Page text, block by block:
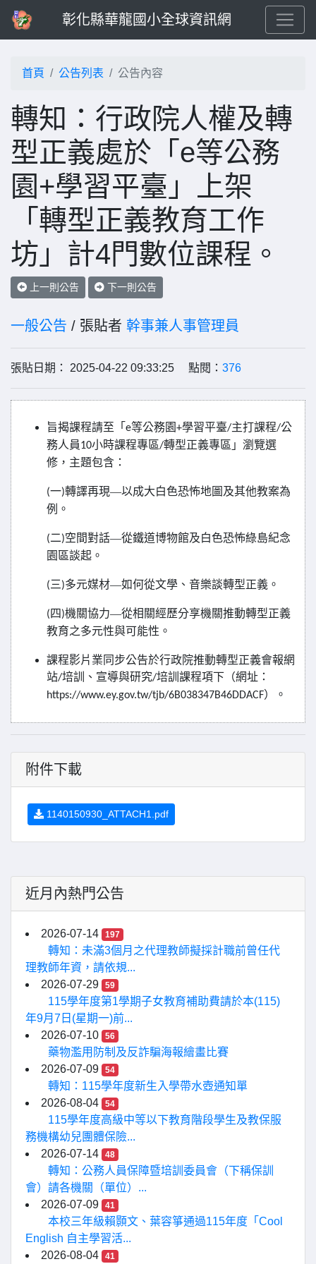
彰化縣華龍國小全球資訊網
首頁 公告列表 公告內容
轉知：行政院人權及轉
型正義處於「e等公務
園+學習平臺」上架
「轉型正義教育工作
坊」計4門數位課程。
上一則公告 下一則公告
一般公告 / 張貼者 幹事兼人事管理員
張貼日期： 2025-04-22 09:33:25 點閱： 376
旨揭課程請至「 e等公務園+學習平臺/主打課程/公
務人員10小時課程專區/轉型正義專區」瀏覽選
修，主題包含：
(一)轉譯再現—以成大白色恐怖地圖及其他教案為
例。
(二)空間對話—從鐵道博物館及白色恐怖綠島紀念
園區談起。
(三)多元媒材—如何從文學、音樂談轉型正義。
(四)機關協力—從相關經歷分享機關推動轉型正義
教育之多元性與可能性。
課程影片業同步公告於行政院推動轉型正義會報網
站/培訓、宣導與研究/培訓課程項下（網址：
https://www.ey.gov.tw/tjb/6B038347B46DDACF）。
附件下載
1140150930_ATTACH1.pdf
近月內熱門公告
2026-07-14 197
轉知：未滿3個月之代理教師擬採計職前曾任代
理教師年資，請依規...
2026-07-29
59
115學年度第1學期子女教育補助費請於本(115)
年9月7日(星期一)前...
2026-07-10
56
藥物濫用防制及反詐騙海報繪畫比賽
2026-07-09
54
轉知：115學年度新生入學帶水壺通知單
2026-08-04
54
115學年度高級中等以下教育階段學生及教保服
務機構幼兒團體保險...
2026-07-14
48
轉知：公務人員保障暨培訓委員會（下稱保訓
會）請各機關（單位）...
2026-07-09
41
本校三年級賴顥文、葉容箏通過115年度「Cool
English 自主學習活...
2026-08-04
41